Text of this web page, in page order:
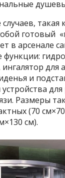
такая
готовый
в арсенале
функции:
для
и
Размеры
(70
см).